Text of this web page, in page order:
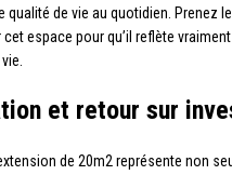
qualité de vie au quotidien. Prenez
espace pour qu’il reflète
et retour sur
de 20m2 représente non